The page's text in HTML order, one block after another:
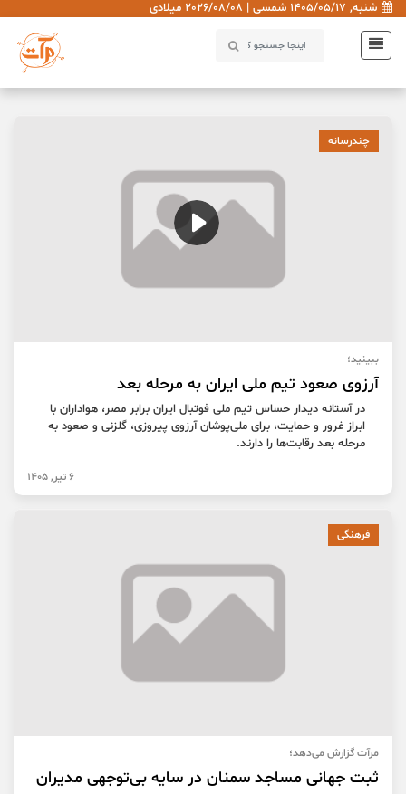
شنبه, 1405/05/17 شمسی | 2026/08/08 میلادی
چندرسانه
ببینید؛
آرزوی صعود تیم ملی ایران به مرحله بعد
در آستانه دیدار حساس تیم ملی فوتبال ایران برابر مصر، هواداران با
ابراز غرور و حمایت، برای ملی‌پوشان آرزوی پیروزی، گلزنی و صعود به
مرحله بعد رقابت‌ها را دارند.
6 تیر, 1405
فرهنگی
مرآت گزارش می‌دهد؛
ثبت جهانی مساجد سمنان در سایه بی‌توجهی مدیران